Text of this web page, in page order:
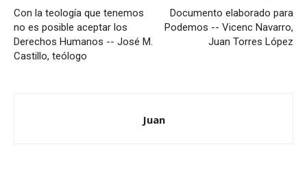
Con la teología que tenemos
no es posible aceptar los
Derechos Humanos -- José M.
Castillo, teólogo
Documento elaborado para
Podemos -- Vicenc Navarro,
Juan Torres López
Juan